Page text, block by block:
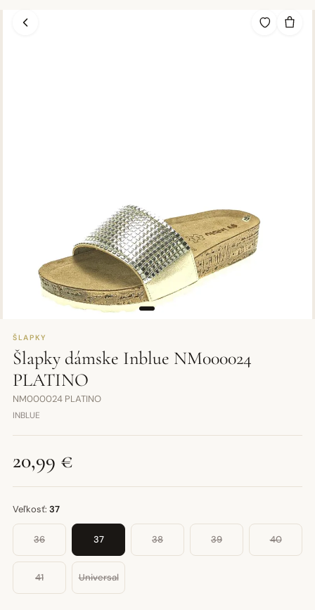
ŠLAPKY
Šlapky dámske Inblue NM000024
PLATINO
NM000024 PLATINO
INBLUE
20,99 €
Veľkosť: 37
36 37 38 39 40
41 Universal